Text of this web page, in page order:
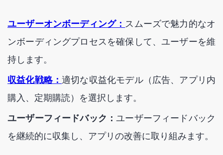
ユーザーオンボーディング： スムーズで魅力的なオ
ンボーディングプロセスを確保して、ユーザーを維
持します。
収益化戦略：適切な収益化モデル（広告、アプリ内
購入、定期購読）を選択します。
ユーザーフィードバック：ユーザーフィードバック
を継続的に収集し、アプリの改善に取り組みます。